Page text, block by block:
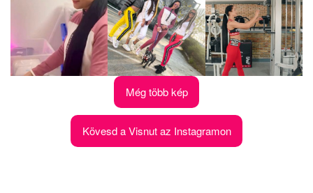
Még több kép
Kövesd a Visnut az Instagramon